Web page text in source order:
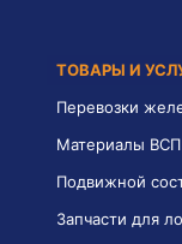
ТОВАРЫ И
Перевозки
Материалы ВСП
Подвижной
Запчасти для